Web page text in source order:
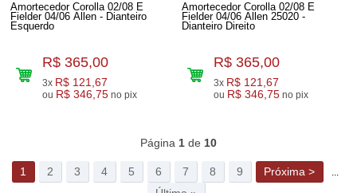
Amortecedor Corolla 02/08 E
Fielder 04/06 Allen - Dianteiro
Esquerdo
R$ 365,00
3x R$ 121,67
ou R$ 346,75 no pix
Amortecedor Corolla 02/08 E
Fielder 04/06 Allen 25020 -
Dianteiro Direito
R$ 365,00
3x R$ 121,67
ou R$ 346,75 no pix
Página 1de 10
1 2 3 4 5 6 7 8 9 Próxima > ...